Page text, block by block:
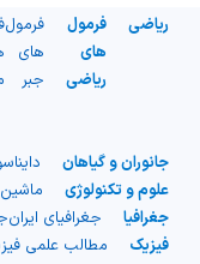
ریاضی
فرمول
های
ریاضی
فرمول
های
جبر
جانوران و گیاهان
علوم و تکنولوژی
جغرافیا
جغرافیای ایران
فیزیک
مطالب علمی